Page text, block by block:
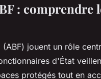
: comprendre
(ABF) jouent un rôle
d'État
protégés tout en